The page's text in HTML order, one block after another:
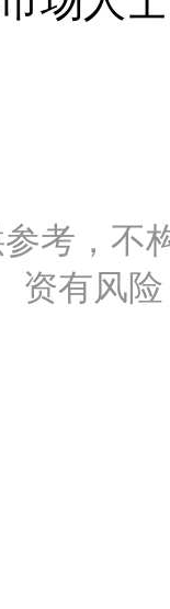
考，不
资有风